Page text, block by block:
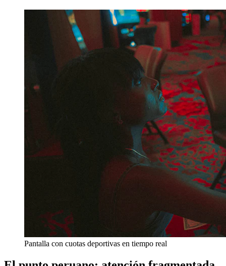
Pantalla con cuotas deportivas en tiempo real